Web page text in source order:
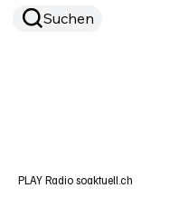
Suchen
PLAY Radio soaktuell.ch